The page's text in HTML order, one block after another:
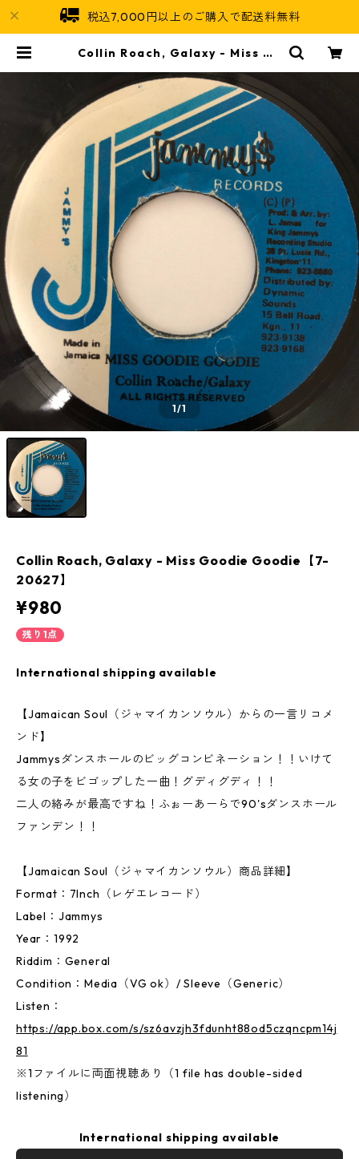
税込7,000円以上のご購入で配送料無料
Collin Roach, Galaxy - Miss Go
aican Soul
1/1
Collin Roach, Galaxy - Miss Goodie Goodie【7-
20627】
¥980
残り1点
International shipping available
【Jamaican Soul（ジャマイカンソウル）からの一言リコメ
ンド】
Jammysダンスホールのビッグコンビネーション！！いけて
る女の子をビゴップした一曲！グディグディ！！
二人の絡みが最高ですね！ふぉーあーらで90'sダンスホール
ファンデン！！
【Jamaican Soul（ジャマイカンソウル）商品詳細】
Format：7Inch（レゲエレコード）
Label：Jammys
Year：1992
Riddim：General
Condition：Media（VG ok）/ Sleeve（Generic）
Listen：
https://app.box.com/s/sz6avzjh3fdunht88od5czqncpm14j
81
※1ファイルに両面視聴あり（1 file has double-sided
listening）
International shipping available